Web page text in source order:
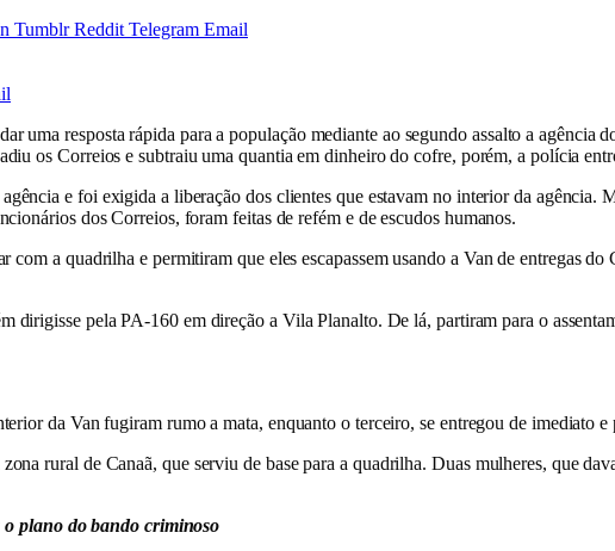
Tumblr Reddit Telegram Email
uma resposta rápida para a população mediante ao segundo assalto a agência
os Correios e subtraiu uma quantia em dinheiro do cofre, porém, a polícia
e foi exigida a liberação dos clientes que estavam no interior da agência.
dos Correios, foram feitas de refém e de escudos humanos.
com a quadrilha e permitiram que eles escapassem usando a Van de entregas
dirigisse pela PA-160 em direção a Vila Planalto. De lá, partiram para o
da Van fugiram rumo a mata, enquanto o terceiro, se entregou de imediato
rural de Canaã, que serviu de base para a quadrilha. Duas mulheres, que
plano do bando criminoso